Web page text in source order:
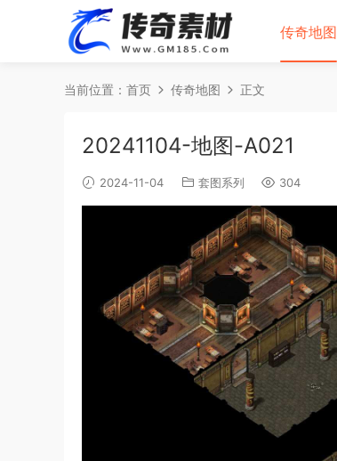
传奇地图
当前位置： 首页 传奇地图 正文
20241104-地图-A021
2024-11-04 套图系列 304